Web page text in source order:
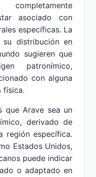
asociado con
específicas. La
distribución en
sugieren que
patronímico,
con alguna
física.
que Arave sea un
derivado de
región específica.
Estados Unidos,
puede indicar
o adaptado en